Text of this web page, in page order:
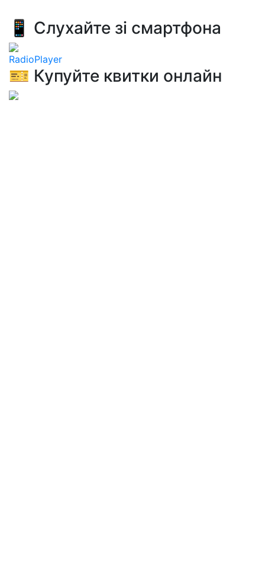
📱 Слухайте зі смартфона
RadioPlayer
🎫 Купуйте квитки онлайн